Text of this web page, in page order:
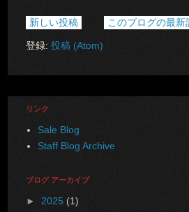
新しい投稿 このブログの最新
登録: 投稿 (Atom)
リンク
Sale Blog
Staff Blog Archive
ブログ アーカイブ
► 2025 (1)